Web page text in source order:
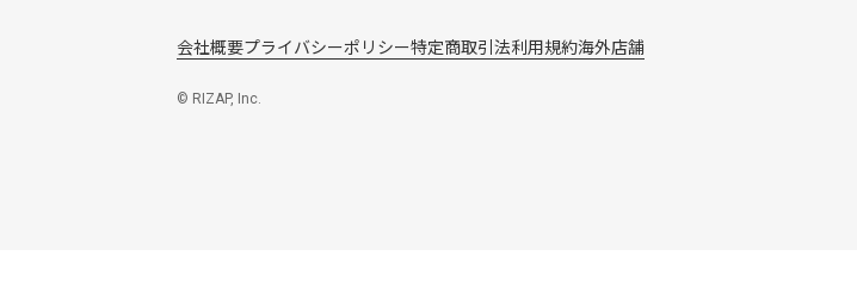
会社概要プライバシーポリシー特定商取引法利用規約海外店舗
© RIZAP, Inc.